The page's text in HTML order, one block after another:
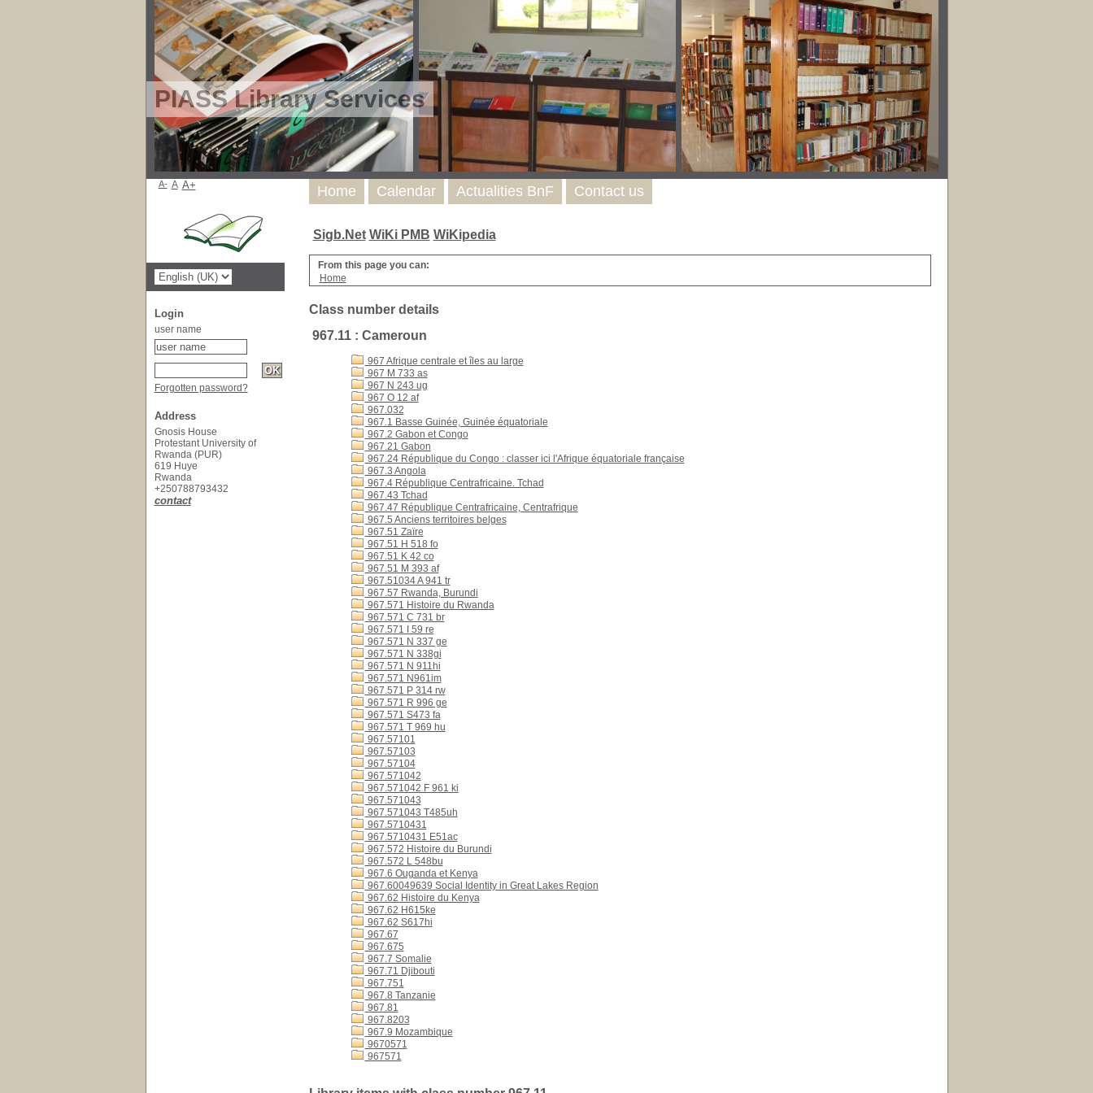
PIASS Library Services
Sigb.Net WiKi PMB WiKipedia
From this page you can:
Home
Class number details
967.11 : Cameroun
967 Afrique centrale et îles au large
967 M 733 as
967 N 243 ug
967 O 12 af
967.032
967.1 Basse Guinée, Guinée équatoriale
967.2 Gabon et Congo
967.21 Gabon
967.24 République du Congo : classer ici l'Afrique équatoriale française
967.3 Angola
967.4 République Centrafricaine. Tchad
967.43 Tchad
967.47 République Centrafricaine, Centrafrique
967.5 Anciens territoires belges
967.51 Zaïre
967.51 H 518 fo
967.51 K 42 co
967.51 M 393 af
967.51034 A 941 tr
967.57 Rwanda, Burundi
967.571 Histoire du Rwanda
967.571 C 731 br
967.571 I 59 re
967.571 N 337 ge
967.571 N 338gi
967.571 N 911hi
967.571 N961im
967.571 P 314 rw
967.571 R 996 ge
967.571 S473 fa
967.571 T 969 hu
967.57101
967.57103
967.57104
967.571042
967.571042 F 961 ki
967.571043
967.571043 T485uh
967.5710431
967.5710431 E51ac
967.572 Histoire du Burundi
967.572 L 548bu
967.6 Ouganda et Kenya
967.60049639 Social Identity in Great Lakes Region
967.62 Histoire du Kenya
967.62 H615ke
967.62 S617hi
967.67
967.675
967.7 Somalie
967.71 Djibouti
967.751
967.8 Tanzanie
967.81
967.8203
967.9 Mozambique
9670571
967571
Home Calendar Actualities BnF Contact us
A- A A+
Login
user name
Forgotten password?
Address
Gnosis House
Protestant University of
Rwanda (PUR)
619 Huye
Rwanda
+250788793432
contact